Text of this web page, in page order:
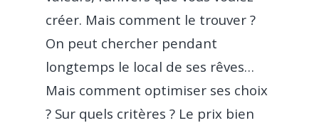
créer. Mais comment le trouver ?
On peut chercher pendant
longtemps le local de ses rêves…
Mais comment optimiser ses choix
? Sur quels critères ? Le prix bien